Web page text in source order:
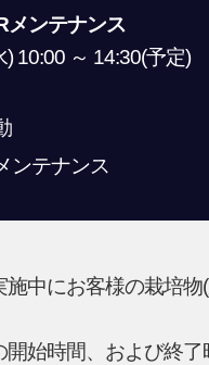
ンテナンス
10:00 ～ 14:30(予定)
ンテナンス
施中にお客様の栽培
開始時間、および終